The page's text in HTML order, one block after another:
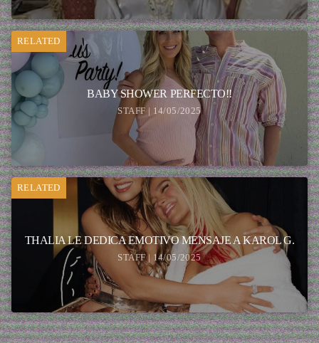
RELATED
BABY SHOWER PERFECTO!!
STAFF | 14/05/2025
RELATED
THALIA LE DEDICA EMOTIVO MENSAJE A KAROL G.
STAFF | 14/05/2025